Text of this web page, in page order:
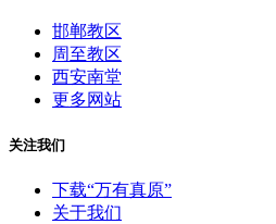
邯郸教区
周至教区
西安南堂
更多网站
关注我们
下载“万有真原”
关于我们